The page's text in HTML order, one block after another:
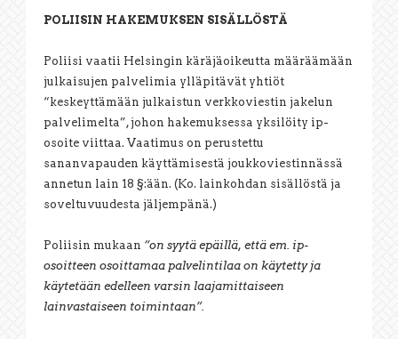
POLIISIN HAKEMUKSEN SISÄLLÖSTÄ
Poliisi vaatii Helsingin käräjäoikeutta määräämään
julkaisujen palvelimia ylläpitävät yhtiöt
“keskeyttämään julkaistun verkkoviestin jakelun
palvelimelta”, johon hakemuksessa yksilöity ip-
osoite viittaa. Vaatimus on perustettu
sananvapauden käyttämisestä joukkoviestinnässä
annetun lain 18 §:ään. (Ko. lainkohdan sisällöstä ja
soveltuvuudesta jäljempänä.)
Poliisin mukaan “on syytä epäillä, että em. ip-
osoitteen osoittamaa palvelintilaa on käytetty ja
käytetään edelleen varsin laajamittaiseen
lainvastaiseen toimintaan”.